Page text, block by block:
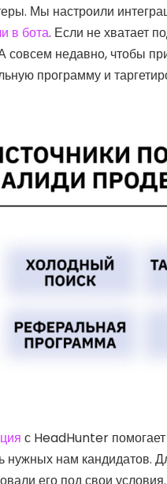
Мы настроили
в бота. Если не хватает
совсем недавно, чтобы
программу и
с HeadHunter
нужных нам кандидатов.
его под свои условия.